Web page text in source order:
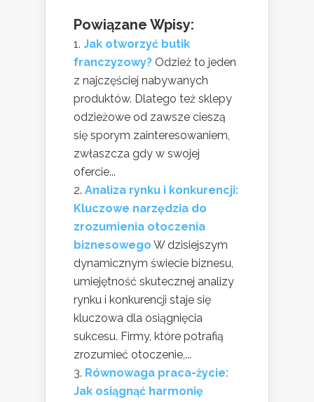
Powiązane Wpisy:
Jak otworzyć butik
franczyzowy? Odzież to jeden
z najczęściej nabywanych
produktów. Dlatego też sklepy
odzieżowe od zawsze cieszą
się sporym zainteresowaniem,
zwłaszcza gdy w swojej
ofercie...
Analiza rynku i konkurencji:
Kluczowe narzędzia do
zrozumienia otoczenia
biznesowego W dzisiejszym
dynamicznym świecie biznesu,
umiejętność skutecznej analizy
rynku i konkurencji staje się
kluczowa dla osiągnięcia
sukcesu. Firmy, które potrafią
zrozumieć otoczenie,...
Równowaga praca-życie:
Jak osiągnąć harmonię